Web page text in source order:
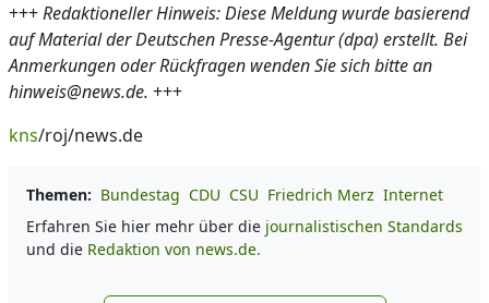
+++Redaktioneller Hinweis: Diese Meldung wurde basierend
auf Material der Deutschen Presse-Agentur (dpa) erstellt. Bei
Anmerkungen oder Rückfragen wenden Sie sich bitte an
hinweis@news.de. +++
kns/roj/news.de
Themen: Bundestag CDU CSU Friedrich Merz Internet
Erfahren Sie hier mehr über die journalistischen Standards
und die Redaktion von news.de.